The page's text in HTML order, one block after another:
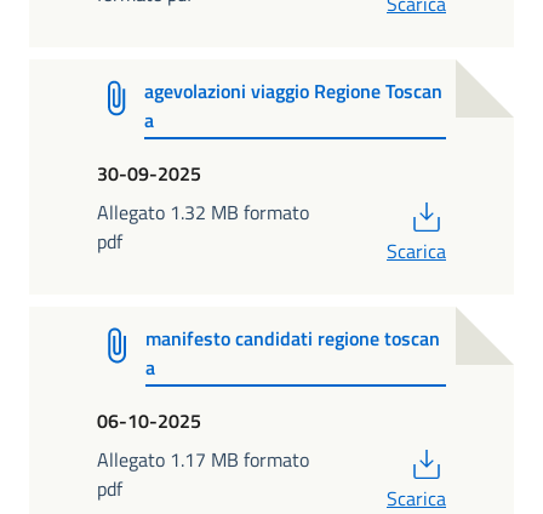
agevolazioni viaggio Regione Toscan
a
30-09-2025
Allegato 1.32 MB formato
pdf
Scarica
manifesto candidati regione toscan
a
06-10-2025
Allegato 1.17 MB formato
pdf
Scarica